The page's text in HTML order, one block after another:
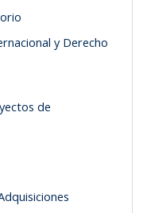
y Derecho
de